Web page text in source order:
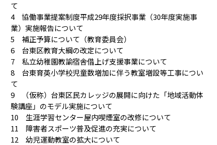
て
4 協働事業提案制度平成29年度採択事業（30年度実施事
業）実施報告について
5 補正予算について（教育委員会）
6 台東区教育大綱の改定について
7 私立幼稚園教諭宿舎借上げ支援事業について
8 台東育英小学校児童数増加に伴う教室増設等工事につい
て
9 （仮称）台東区民カレッジの展開に向けた「地域活動体
験講座」のモデル実施について
10 生涯学習センター屋内喫煙室の改修について
11 障害者スポーツ普及促進の充実について
12 幼児運動教室の拡大について